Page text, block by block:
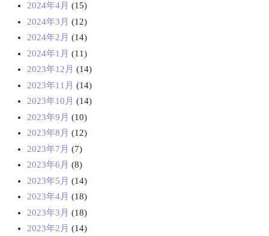
2024年4月 (15)
2024年3月 (12)
2024年2月 (14)
2024年1月 (11)
2023年12月 (14)
2023年11月 (14)
2023年10月 (14)
2023年9月 (10)
2023年8月 (12)
2023年7月 (7)
2023年6月 (8)
2023年5月 (14)
2023年4月 (18)
2023年3月 (18)
2023年2月 (14)